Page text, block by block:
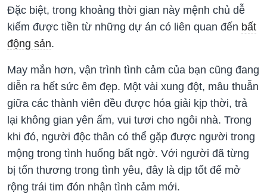
Đặc biệt, trong khoảng thời gian này mệnh chủ dễ
kiếm được tiền từ những dự án có liên quan đến bất
động sản.
May mắn hơn, vận trình tình cảm của bạn cũng đang
diễn ra hết sức êm đẹp. Một vài xung đột, mâu thuẫn
giữa các thành viên đều được hóa giải kịp thời, trả
lại không gian yên ấm, vui tươi cho ngôi nhà. Trong
khi đó, người độc thân có thể gặp được người trong
mộng trong tình huống bất ngờ. Với người đã từng
bị tổn thương trong tình yêu, đây là dịp tốt để mở
rộng trái tim đón nhận tình cảm mới.